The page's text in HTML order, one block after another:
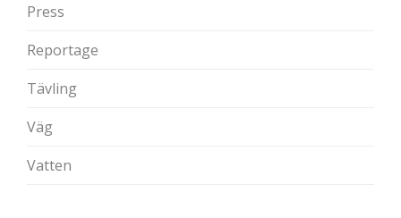
Press
Reportage
Tävling
Väg
Vatten